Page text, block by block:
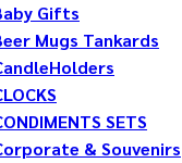
Gifts
Mugs Tankards
SETS
& Souvenirs